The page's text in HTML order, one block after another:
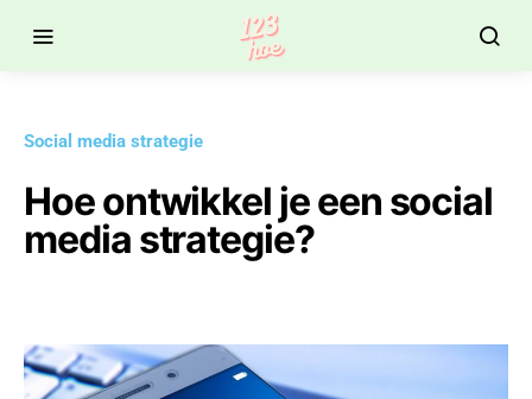
Social media strategie
Hoe ontwikkel je een social
media strategie?